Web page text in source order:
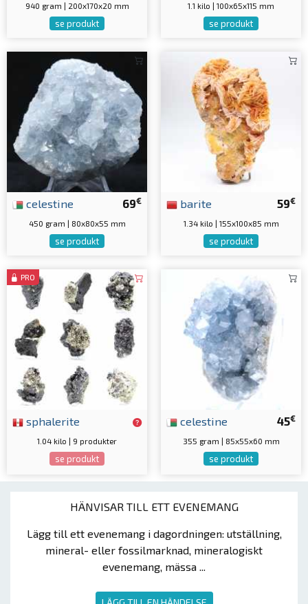
HÄNVISAR TILL ETT EVENEMANG
Lägg till ett evenemang i dagordningen: utställning,
mineral- eller fossilmarknad, mineralogiskt
evenemang, mässa ...
940 gram | 200x170x20 mm
se produkt
1.1 kilo | 100x65x115 mm
se produkt
69€
celestine
450 gram | 80x80x55 mm
se produkt
59€
barite
1.34 kilo | 155x100x85 mm
se produkt
PRO
sphalerite
1.04 kilo | 9 produkter
se produkt
45€
celestine
355 gram | 85x55x60 mm
se produkt